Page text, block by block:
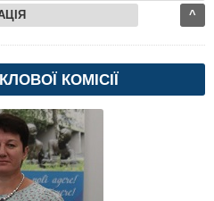
^
КОМІСІЇ